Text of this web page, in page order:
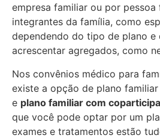
empresa familiar ou por
integrantes da família, como
dependendo do tipo de plano e
acrescentar agregados, como
Nos convênios médico para
existe a opção de plano
e plano familiar com
que você pode optar por um
exames e tratamentos estão